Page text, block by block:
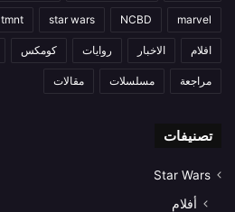
marvel
NCBD
star wars
tmnt
افلام الاخبار روايات كومكس
مراجعة مسلسلات مقالات
تصنيفات
Star Wars
أفلام